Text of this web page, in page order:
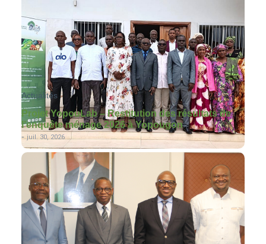
Actualités
Projet YopouLab – Restitution des résultats de
l’enquête ménage 2026 à Yopougon
-juil. 30, 2026